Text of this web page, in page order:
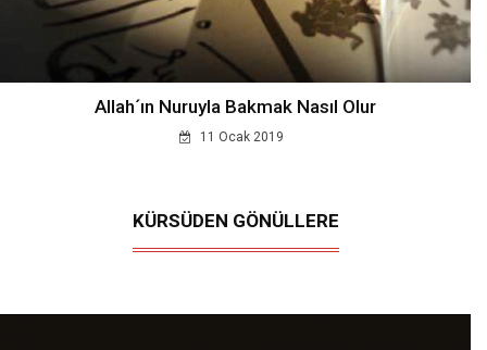
Allah´ın Nuruyla Bakmak Nasıl Olur
11 Ocak 2019
KÜRSÜDEN GÖNÜLLERE